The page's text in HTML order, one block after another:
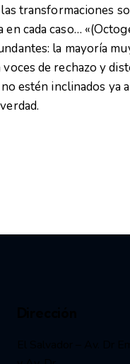
transformaciones
cada caso…
la mayoría
de rechazo y
estén inclinados ya